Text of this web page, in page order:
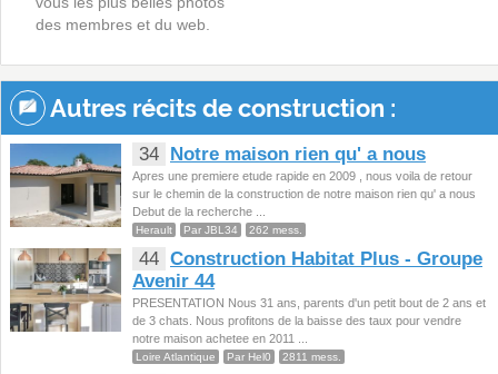
des membres et du web.
Autres récits de construction :
34 Notre maison rien qu' a nous
Apres une premiere etude rapide en 2009 , nous voila de retour
sur le chemin de la construction de notre maison rien qu' a nous
Debut de la recherche ...
Herault Par JBL34 262 mess.
44 Construction Habitat Plus - Groupe
Avenir 44
PRESENTATION Nous 31 ans, parents d'un petit bout de 2 ans et
de 3 chats. Nous profitons de la baisse des taux pour vendre
notre maison achetee en 2011 ...
Loire Atlantique Par Hel0 2811 mess.